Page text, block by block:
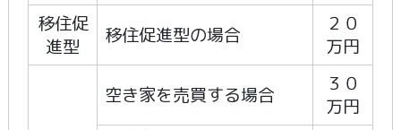
移住促
進型
移住促進型の場合
２０
万円
空き家を売買する場合
３０
万円